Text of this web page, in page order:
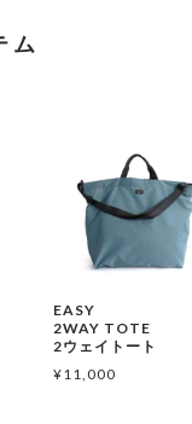
EASY
2WAY TOTE
2ウェイトート
¥11,000